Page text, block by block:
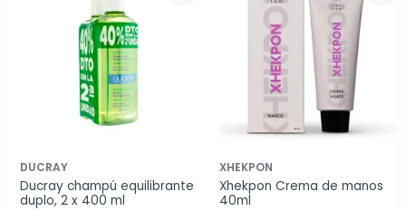
DUCRAY
Ducray champú equilibrante
duplo, 2 x 400 ml
XHEKPON
Xhekpon Crema de manos
40ml